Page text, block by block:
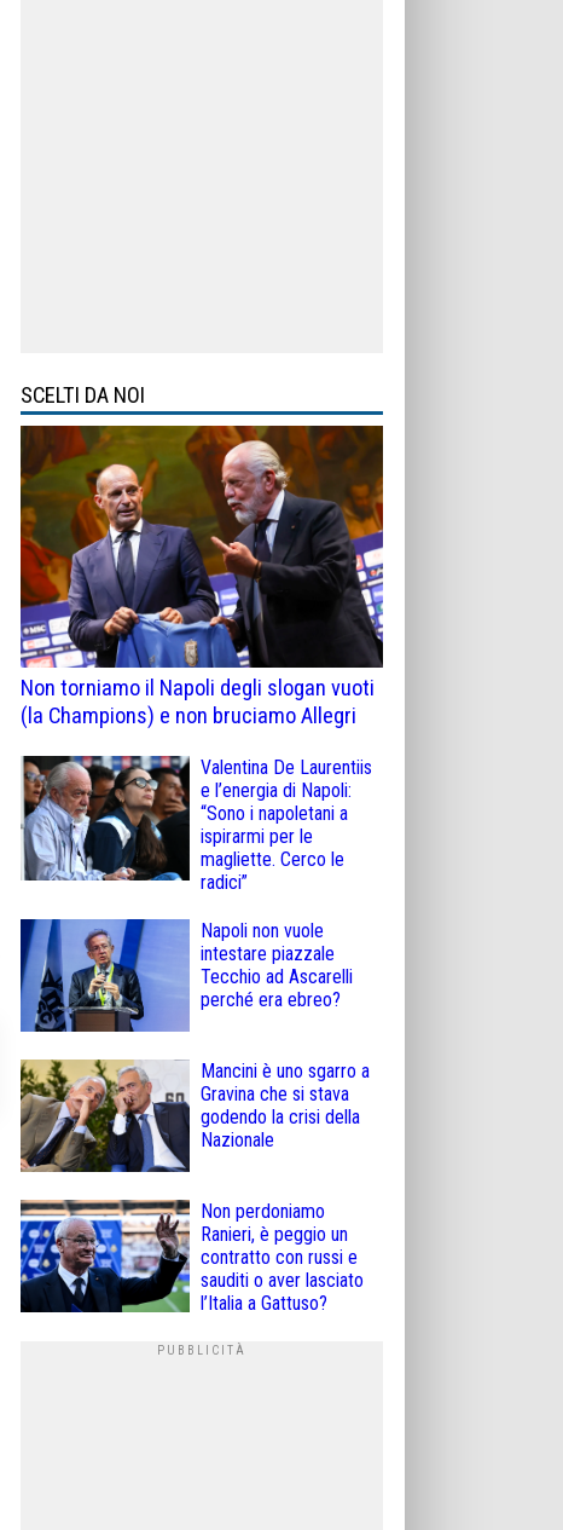
SCELTI DA NOI
Non torniamo il Napoli degli slogan vuoti
(la Champions) e non bruciamo Allegri
Valentina De Laurentiis
e l’energia di Napoli:
“Sono i napoletani a
ispirarmi per le
magliette. Cerco le
radici”
Napoli non vuole
intestare piazzale
Tecchio ad Ascarelli
perché era ebreo?
Mancini è uno sgarro a
Gravina che si stava
godendo la crisi della
Nazionale
Non perdoniamo
Ranieri, è peggio un
contratto con russi e
sauditi o aver lasciato
l’Italia a Gattuso?